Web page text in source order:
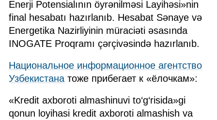
Enerji Potensialının öyrənilməsi Layihəsi»nin
final hesabatı hazırlanıb. Hesabat Sənaye və
Energetika Nazirliyinin müraciəti əsasında
INOGATE Proqramı çərçivəsində hazırlanıb.
Национальное информационное агентство
Узбекистана тоже прибегает к «ёлочкам»:
«Kredit axboroti almashinuvi to‘g‘risida»gi
qonun loyihasi kredit axboroti almashish va